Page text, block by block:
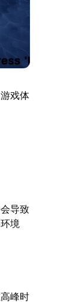
戏体
导致
境
峰时